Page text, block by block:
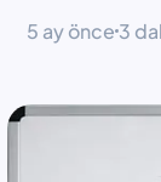
5 ay önce 3